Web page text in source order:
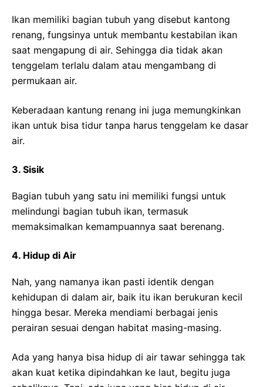
Ikan memiliki bagian tubuh yang disebut kantong
renang, fungsinya untuk membantu kestabilan ikan
saat mengapung di air. Sehingga dia tidak akan
tenggelam terlalu dalam atau mengambang di
permukaan air.
Keberadaan kantung renang ini juga memungkinkan
ikan untuk bisa tidur tanpa harus tenggelam ke dasar
air.
3. Sisik
Bagian tubuh yang satu ini memiliki fungsi untuk
melindungi bagian tubuh ikan, termasuk
memaksimalkan kemampuannya saat berenang.
4. Hidup di Air
Nah, yang namanya ikan pasti identik dengan
kehidupan di dalam air, baik itu ikan berukuran kecil
hingga besar. Mereka mendiami berbagai jenis
perairan sesuai dengan habitat masing-masing.
Ada yang hanya bisa hidup di air tawar sehingga tak
akan kuat ketika dipindahkan ke laut, begitu juga